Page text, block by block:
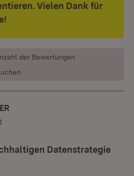
Vielen Dank für
der Bewertungen
Datenstrategie